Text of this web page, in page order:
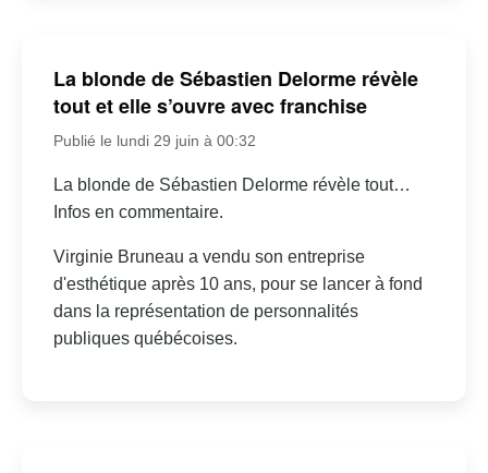
La blonde de Sébastien Delorme révèle
tout et elle s’ouvre avec franchise
Publié le lundi 29 juin à 00:32
La blonde de Sébastien Delorme révèle tout…
Infos en commentaire.
Virginie Bruneau a vendu son entreprise
d'esthétique après 10 ans, pour se lancer à fond
dans la représentation de personnalités
publiques québécoises.